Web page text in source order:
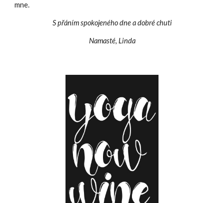
mne.
S přáním spokojeného dne a dobré chuti
Namasté, Linda